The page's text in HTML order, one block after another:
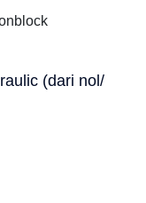
(dari nol/